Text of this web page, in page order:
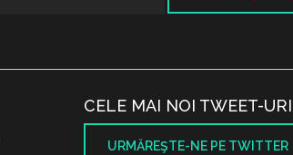
CELE MAI NOI TWEET-URI
URMĂREŞTE-NE PE TWITTER